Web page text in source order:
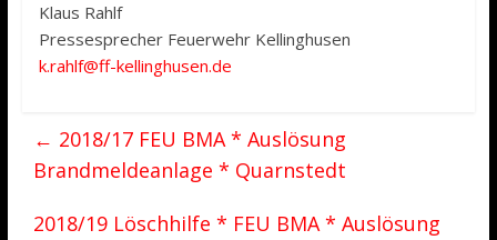
Klaus Rahlf
Pressesprecher Feuerwehr Kellinghusen
k.rahlf@ff-kellinghusen.de
← 2018/17 FEU BMA * Auslösung
Brandmeldeanlage * Quarnstedt
2018/19 Löschhilfe * FEU BMA * Auslösung